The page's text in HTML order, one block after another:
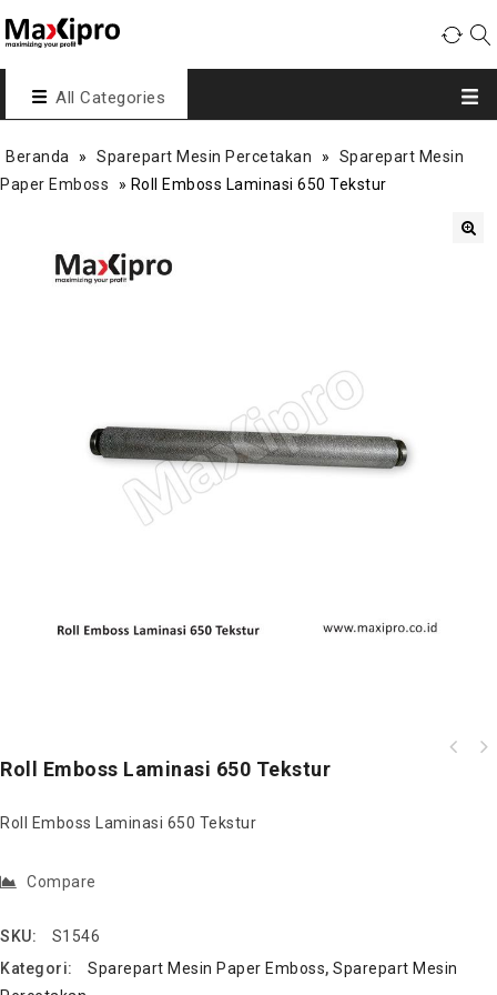
All Categories
Beranda » Sparepart Mesin Percetakan »
Sparepart Mesin
Paper Emboss
» Roll Emboss Laminasi 650 Tekstur
Roll Emboss Laminasi 650 Tekstur
Roll Emboss Laminasi 650 Tekstur
Compare
SKU:
S1546
Kategori:
Sparepart Mesin Paper Emboss, Sparepart Mesin